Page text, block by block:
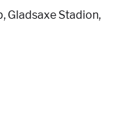
Gladsaxe Stadion,